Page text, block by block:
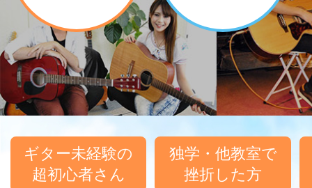
ギター未経験の
超初心者さん
独学・他教室で
挫折した方